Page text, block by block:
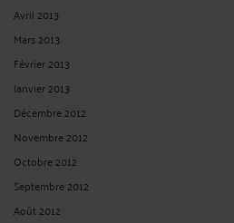
Avril 2013
Mars 2013
Février 2013
Janvier 2013
Décembre 2012
Novembre 2012
Octobre 2012
Septembre 2012
Août 2012